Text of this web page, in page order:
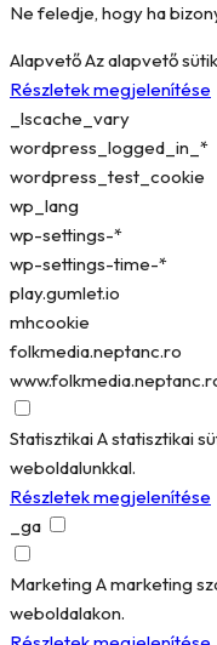
Ne feledje, hogy ha
AlapvetőAz alapvető
Részletek megjelenítése
_lscache_vary
wordpress_logged_in_*
wordpress_test_cookie
wp_lang
wp-settings-*
wp-settings-time-*
play.gumlet.io
mhcookie
folkmedia.neptanc.ro
StatisztikaiA statisztikai
weboldalunkkal.
Részletek megjelenítése
_ga
Marketing A marketing
weboldalakon.